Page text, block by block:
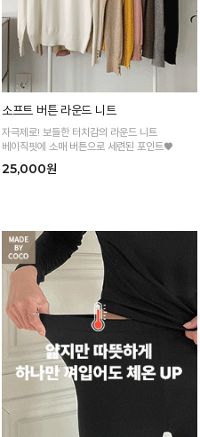
소프트 버튼 라운드 니트
자극제로! 보들한 터치감의 라운드 니트
베이직핏에 소매 버튼으로 세련된 포인트♥
25,000원